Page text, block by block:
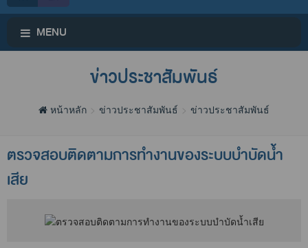
MENU
ข่าวประชาสัมพันธ์
หน้าหลัก ข่าวประชาสัมพันธ์ ข่าวประชาสัมพันธ์
ตรวจสอบติดตามการทำงานของระบบบำบัดน้ำ
เสีย